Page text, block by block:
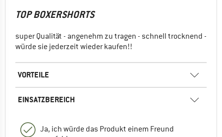
TOP BOXERSHORTS
super Qualität - angenehm zu tragen - schnell trocknend -
würde sie jederzeit wieder kaufen!!
VORTEILE
EINSATZBEREICH
Ja, ich würde das Produkt einem Freund